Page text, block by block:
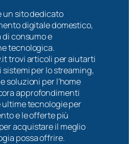
un sito dedicato
digitale domestico,
di consumo e
tecnologica.
trovi articoli per aiutarti
sistemi per lo streaming,
soluzioni per l’home
approfondimenti
tecnologie per
e le offerte più
acquistare il meglio
possa offrire.